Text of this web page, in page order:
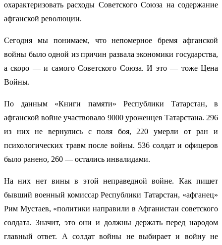
охарактеризовать расходы Советского Союза на содержание
афганской революции.
Сегодня мы понимаем, что непомерное бремя афганской
войны было одной из причин развала экономики государства,
а скоро — и самого Советского Союза. И это — тоже Цена
Войны.
По данным «Книги памяти» Республики Татарстан, в
афганской войне участвовало 9000 уроженцев Татарстана. 296
из них не вернулись с поля боя, 220 умерли от ран и
психологических травм после войны. 536 солдат и офицеров
было ранено, 260 — остались инвалидами.
На них нет вины в этой неправедной войне. Как пишет
бывший военный комиссар Республики Татарстан, «афганец»
Рим Мустаев, «политики направили в Афганистан советского
солдата. Значит, это они и должны держать перед народом
главный ответ. А солдат войны не выбирает и войну не